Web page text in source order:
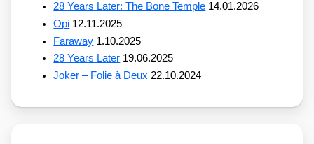
28 Years Later: The Bone Temple 14.01.2026
Opi 12.11.2025
Faraway 1.10.2025
28 Years Later 19.06.2025
Joker – Folie à Deux 22.10.2024